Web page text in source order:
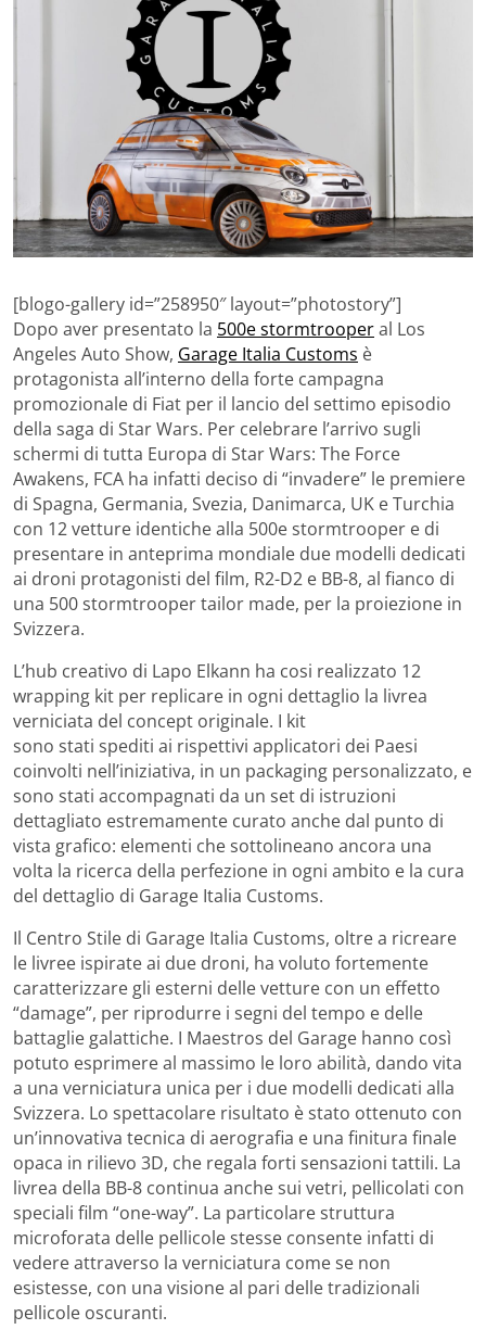
[blogo-gallery id=”258950″ layout=”photostory”]
Dopo aver presentato la 500e stormtrooperal Los
Angeles Auto Show, Garage Italia Customs è
protagonista all’interno della forte campagna
promozionale di Fiat per il lancio del settimo episodio
della saga di Star Wars. Per celebrare l’arrivo sugli
schermi di tutta Europa di Star Wars: The Force
Awakens, FCA ha infatti deciso di “invadere” le premiere
di Spagna, Germania, Svezia, Danimarca, UK e Turchia
con 12 vetture identiche alla 500e stormtrooper e di
presentare in anteprima mondiale due modelli dedicati
ai droni protagonisti del film, R2-D2 e BB-8, al fianco di
una 500 stormtrooper tailor made, per la proiezione in
Svizzera.
L’hub creativo di Lapo Elkann ha cosi realizzato 12
wrapping kit per replicare in ogni dettaglio la livrea
verniciata del concept originale. I kit
sono stati spediti ai rispettivi applicatori dei Paesi
coinvolti nell’iniziativa, in un packaging personalizzato, e
sono stati accompagnati da un set di istruzioni
dettagliato estremamente curato anche dal punto di
vista grafico: elementi che sottolineano ancora una
volta la ricerca della perfezione in ogni ambito e la cura
del dettaglio di Garage Italia Customs.
Il Centro Stile di Garage Italia Customs, oltre a ricreare
le livree ispirate ai due droni, ha voluto fortemente
caratterizzare gli esterni delle vetture con un effetto
“damage”, per riprodurre i segni del tempo e delle
battaglie galattiche. I Maestros del Garage hanno così
potuto esprimere al massimo le loro abilità, dando vita
a una verniciatura unica per i due modelli dedicati alla
Svizzera. Lo spettacolare risultato è stato ottenuto con
un’innovativa tecnica di aerografia e una finitura finale
opaca in rilievo 3D, che regala forti sensazioni tattili. La
livrea della BB-8 continua anche sui vetri, pellicolati con
speciali film “one-way”. La particolare struttura
microforata delle pellicole stesse consente infatti di
vedere attraverso la verniciatura come se non
esistesse, con una visione al pari delle tradizionali
pellicole oscuranti.